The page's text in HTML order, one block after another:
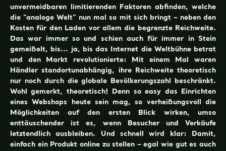
unvermeidbaren limitierenden Faktoren abfinden, welche
die "analoge Welt" nun mal so mit sich bringt – neben den
Kosten für den Laden vor allem die begrenzte Reichweite.
Das war immer so und schien auch für immer in Stein
gemeißelt, bis... ja, bis das Internet die Weltbühne betrat
und den Markt revolutionierte: Mit einem Mal waren
Händler standortunabhängig, ihre Reichweite theoretisch
nur noch durch die globale Bevölkerungszahl beschränkt.
Wohl gemerkt, theoretisch! Denn so easy das Einrichten
eines Webshops heute sein mag, so verheißungsvoll die
Möglichkeiten auf den ersten Blick wirken, umso
enttäuschender ist es, wenn Besucher und Verkäufe
letztendlich ausbleiben. Und schnell wird klar: Damit,
einfach ein Produkt online zu stellen – egal wie gut es auch